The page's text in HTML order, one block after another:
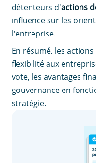
détenteurs d'actions
influence sur les
l'entreprise.
En résumé, les
flexibilité aux
vote, les avantages
gouvernance en
stratégie.